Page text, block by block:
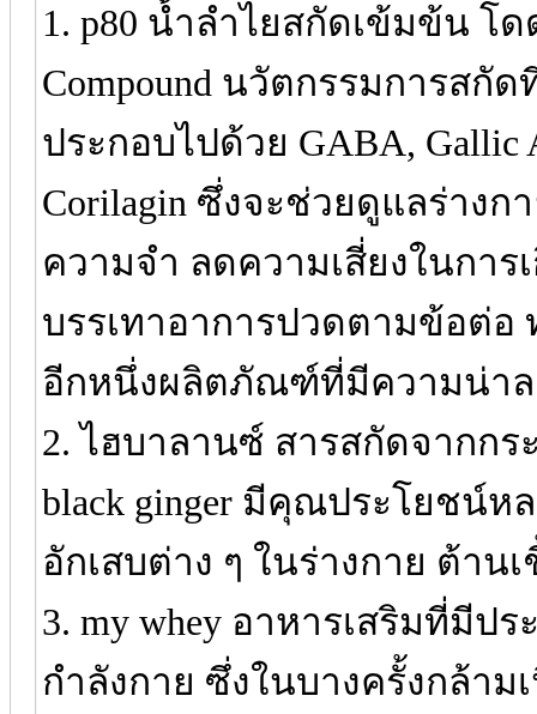
1. p80 น้ำลำไยสกัดเข้มข้น โ
Compound นวัตกรรมการสกั
ประกอบไปด้วย GABA, Gallic
Corilagin ซึ่งจะช่วยดูแลร่าง
ความจำ ลดความเสี่ยงในการ
บรรเทาอาการปวดตามข้อต่
อีกหนึ่งผลิตภัณฑ์ที่มีความน่าล
2. ไฮบาลานซ์ สารสกัดจากก
black ginger มีคุณประโยชน์ห
อักเสบต่าง ๆ ในร่างกาย ต้า
3. my whey อาหารเสริมที่มี
กำลังกาย ซึ่งในบางครั้งกล้าม